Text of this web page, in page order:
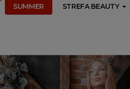
SUMMER STREFA BEAUTY